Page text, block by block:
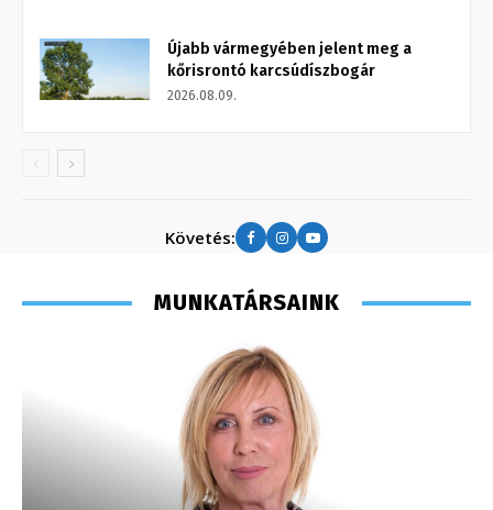
Újabb vármegyében jelent meg a
kőrisrontó karcsúdíszbogár
2026.08.09.
Követés:
MUNKATÁRSAINK